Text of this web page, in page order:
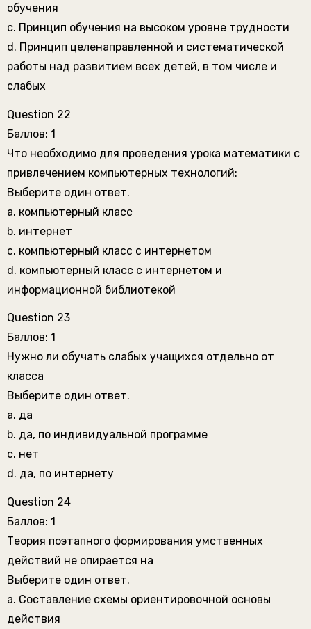
обучения
c. Принцип обучения на высоком уровне трудности
d. Принцип целенаправленной и систематической
работы над развитием всех детей, в том числе и
слабых
Question 22
Баллов: 1
Что необходимо для проведения урока математики с
привлечением компьютерных технологий:
Выберите один ответ.
a. компьютерный класс
b. интернет
c. компьютерный класс с интернетом
d. компьютерный класс с интернетом и
информационной библиотекой
Question 23
Баллов: 1
Нужно ли обучать слабых учащихся отдельно от
класса
Выберите один ответ.
a. да
b. да, по индивидуальной программе
c. нет
d. да, по интернету
Question 24
Баллов: 1
Теория поэтапного формирования умственных
действий не опирается на
Выберите один ответ.
a. Составление схемы ориентировочной основы
действия